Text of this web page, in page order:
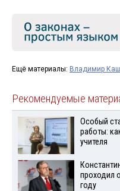
Ещё материалы: Владимир
Рекомендуемые
Особый
работы:
учителя
проходил
году